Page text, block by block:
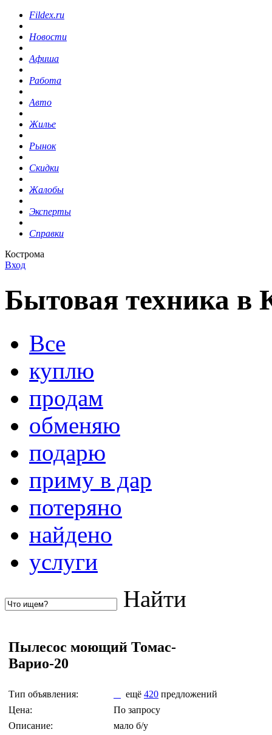
Fildex.ru
Новости
Афиша
Работа
Авто
Жилье
Рынок
Скидки
Жалобы
Эксперты
Справки
Кострома
Вход
Бытовая техника в
Все
куплю
продам
обменяю
подарю
приму в дар
потеряно
найдено
услуги
Найти
Пылесос моющий Томас-
Варио-20
Тип объявления: ещё 420 предложений
Цена:
По запросу
Описание:
мало б/у